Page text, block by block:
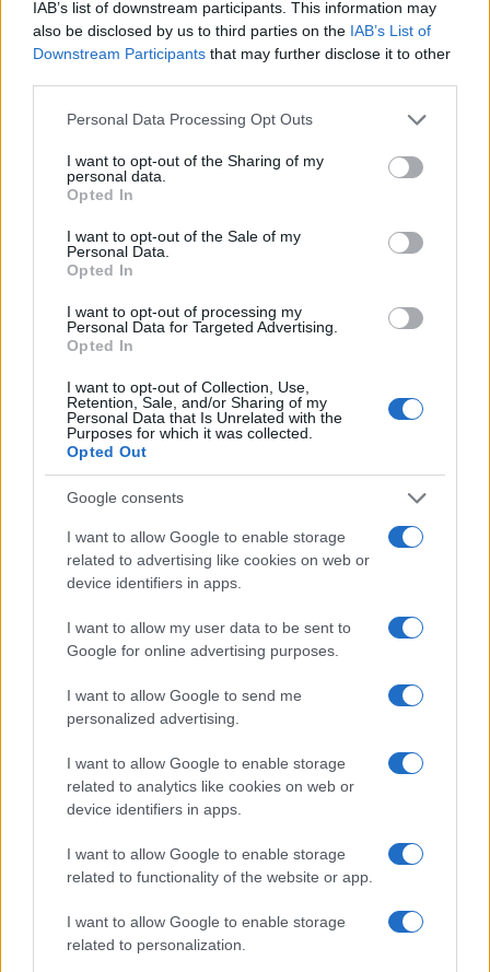
IAB’s list of downstream participants. This information may
also be disclosed by us to third parties on the IAB’s List of
Downstream Participants that may further disclose it to other
Please note that this website/app uses one or more Google
not limited to your visit or usage behaviour. You may click to
grant or deny consent to Google and its third-party tags to
use your data for below specified purposes in below Google
consent section.
Personal Data Processing Opt Outs
I want to opt-out of the Sharing of my
personal data.
Opted In
I want to opt-out of the Sale of my
Personal Data.
Opted In
I want to opt-out of processing my
Personal Data for Targeted Advertising.
Opted In
I want to opt-out of Collection, Use,
Retention, Sale, and/or Sharing of my
Personal Data that Is Unrelated with the
Purposes for which it was collected.
Opted Out
Google consents
I want to allow Google to enable storage
related to advertising like cookies on web or
device identifiers in apps.
I want to allow my user data to be sent to
Google for online advertising purposes.
I want to allow Google to send me
personalized advertising.
I want to allow Google to enable storage
related to analytics like cookies on web or
device identifiers in apps.
I want to allow Google to enable storage
related to functionality of the website or app.
I want to allow Google to enable storage
related to personalization.
Izraeli futsal győzelemmel
kezdődött a 15. Maccabi Európa
Játékok Budapesten
2019. július 30.
Izraeli kutatók rájöttek, hogyan
töltődik újra a
„szerelemhormon” az agyban